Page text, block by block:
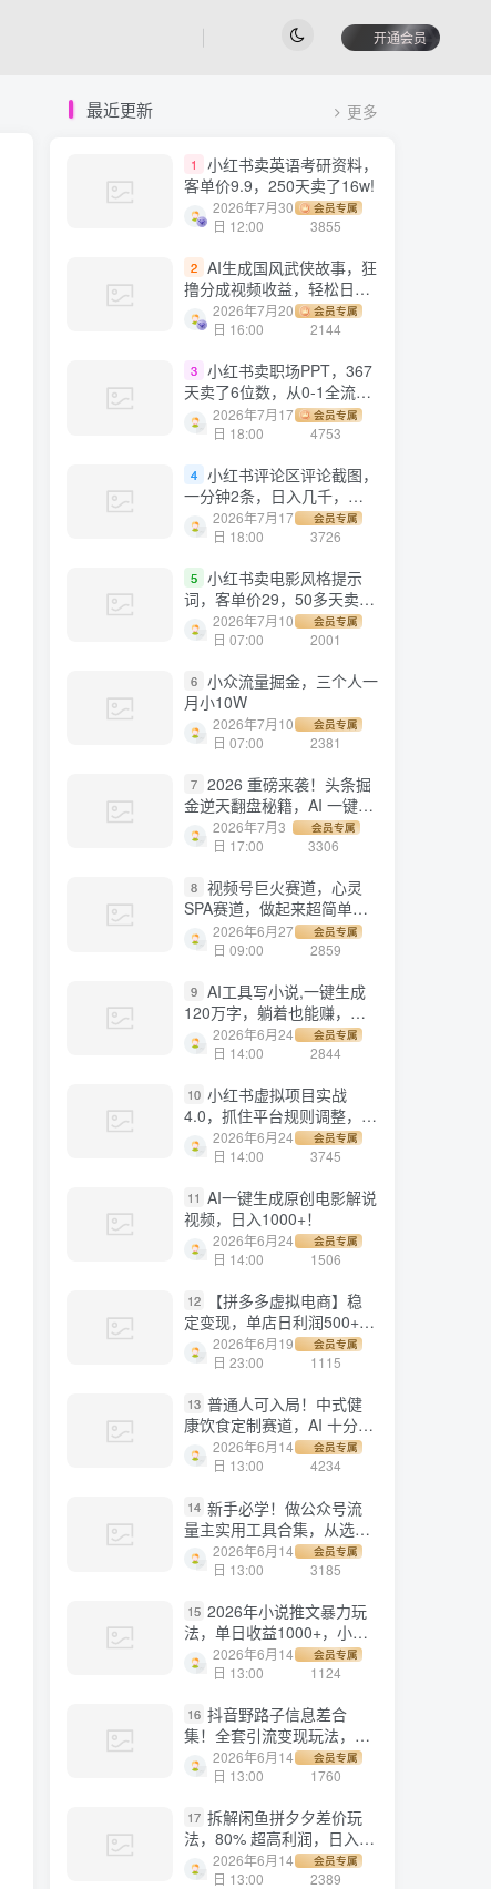
开通会员
最近更新 更多
1
小红书卖英语考研资料，
客单价9.9，250天卖了16w!
2026年7月30
日 12:00
会员专属
3855
2 AI生成国风武侠故事，狂
撸分成视频收益，轻松日入
1000+【可多平台分发】！
2026年7月20
日 16:00
会员专属
2144
3 小红书卖职场PPT，367
天卖了6位数，从0-1全流程
讲解2026年7月17
日 18:00
会员专属
4753
4 小红书评论区评论截图，
一分钟2条，日入几千，多
劳多得!2026年7月17
日 18:00
会员专属
3726
5 小红书卖电影风格提示
词，客单价29，50多天卖了
790单，小白直接抄作业！
2026年7月10
日 07:00
会员专属
2001
6 小众流量掘金，三个人一
月小10W
2026年7月10
日 07:00
会员专属
2381
7 2026 重磅来袭！头条掘
金逆天翻盘秘籍，AI 一键打
造爆款内容，只需简单复制
粘贴，日入 1000 + 轻松实
2026年7月3
日 17:00
会员专属
3306
8 视频号巨火赛道，心灵
SPA赛道，做起来超简单，
每天收益800+！
2026年6月27
日 09:00
会员专属
2859
9 AI工具写小说,一键生成
120万字，躺着也能赚，月
入2w+！
2026年6月24
日 14:00
会员专属
2844
10 小红书虚拟项目实战
4.0，抓住平台规则调整，单
店日入500+！
2026年6月24
日 14:00
会员专属
3745
11 AI一键生成原创电影解说
视频，日入1000+！
2026年6月24
日 14:00
会员专属
1506
12
【拼多多虚拟电商】稳
定变现，单店日利润500+，
软件挂机全自动发货，轻松
实现月入1w+！
2026年6月19
日 23:00
会员专属
1115
13 普通人可入局！中式健
康饮食定制赛道，AI 十分钟
做爆款，变现超给力
2026年6月14
日 13:00
会员专属
4234
14 新手必学！做公众号流
量主实用工具合集，从选题
到变现，一篇搞定（新手必
备）
2026年6月14
日 13:00
会员专属
3185
15 2026年小说推文暴力玩
法，单日收益1000+，小白
看完即可上手
2026年6月14
日 13:00
会员专属
1124
16 抖音野路子信息差合
集！全套引流变现玩法，保
姆级拆解
2026年6月14
日 13:00
会员专属
1760
17 拆解闲鱼拼夕夕差价玩
法，80% 超高利润，日入轻
松过千2026年6月14
日 13:00
会员专属
2389